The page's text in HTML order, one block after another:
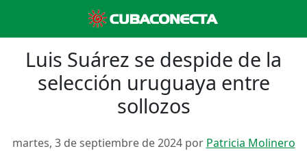
Luis Suárez se despide de la
selección uruguaya entre
sollozos
martes, 3 de septiembre de 2024 por Patricia Molinero